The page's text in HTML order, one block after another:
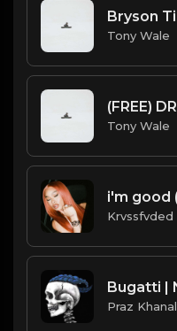
Tony Wale
Tony Wale
Krvssfvded
Praz Khanal